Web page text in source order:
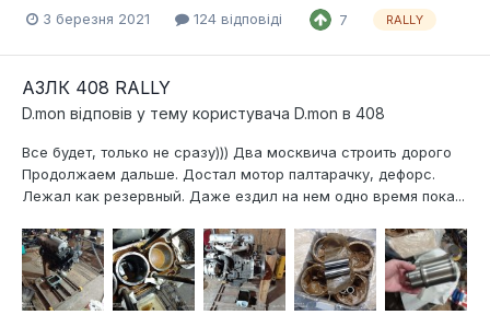
3 березня 2021 124 відповіді 7 RALLY
АЗЛК 408 RALLY
D.mon відповів у тему користувача D.mon в 408
Все будет, только не сразу))) Два москвича строить дорого
Продолжаем дальше. Достал мотор палтарачку, дефорс.
Лежал как резервный. Даже ездил на нем одно время пока...